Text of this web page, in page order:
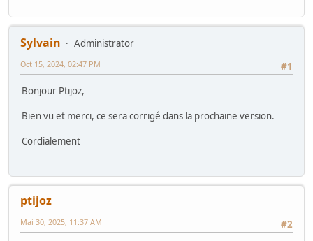
Sylvain
Administrator
#1
Oct 15, 2024, 02:47 PM
Bonjour Ptijoz,
Bien vu et merci, ce sera corrigé dans la prochaine version.
Cordialement
ptijoz
#2
Mai 30, 2025, 11:37 AM